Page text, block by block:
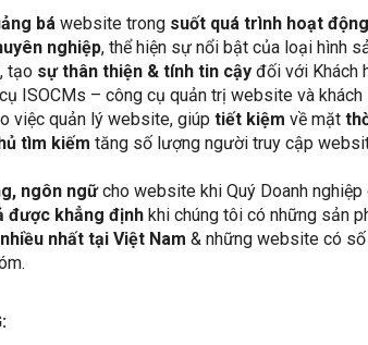
bá website trong suốt quá trình hoạt
nghiệp, thể hiện sự nổi bật của loại hình
tạo sự thân thiện & tính tin cậy đối với Khách
ISOCMs – công cụ quản trị website và khách
việc quản lý website, giúp tiết kiệm về mặt
tìm kiếm tăng số lượng người truy cập
ngôn ngữcho website khi Quý Doanh nghiệp
được khẳng định khi chúng tôi có những sản
nhất tại Việt Nam & những website có